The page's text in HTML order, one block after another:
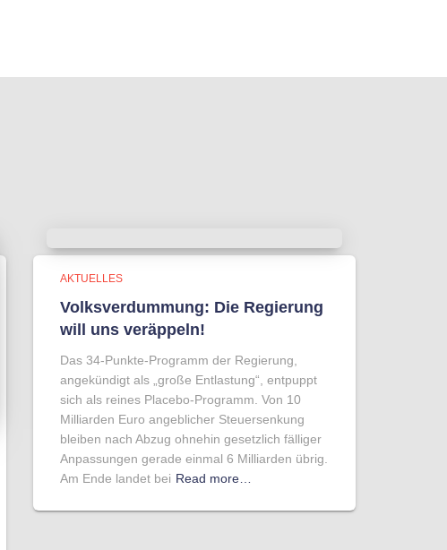
AKTUELLES
Volksverdummung: Die Regierung
will uns veräppeln!
Das 34-Punkte-Programm der Regierung,
angekündigt als „große Entlastung“, entpuppt
sich als reines Placebo-Programm. Von 10
Milliarden Euro angeblicher Steuersenkung
bleiben nach Abzug ohnehin gesetzlich fälliger
Anpassungen gerade einmal 6 Milliarden übrig.
Am Ende landet bei Read more…